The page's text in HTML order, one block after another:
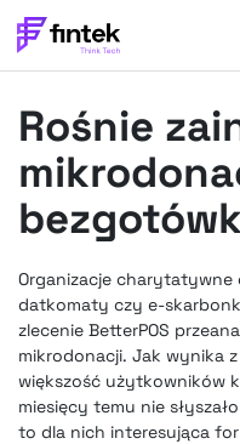
BANKOWOŚĆ
EVENTY
FELIETONY
WYWIADY
PODCASTY
FINTEKEXTRA
OKIEM EKSPERTA
Rośnie
Organizacje charytatywne
datkomaty czy e-
zlecenie BetterPOS
mikrodonacji. Jak wynika
większość użytkowników
miesięcy temu nie
to dla nich interesująca